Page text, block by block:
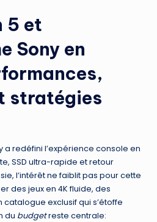
5 et
Sony en
stratégies
a redéfini l’expérience console en
SSD ultra-rapide et retour
l’intérêt ne faiblit pas pour cette
des jeux en 4K fluide, des
exclusif qui s’étoffe
du budgetreste centrale: